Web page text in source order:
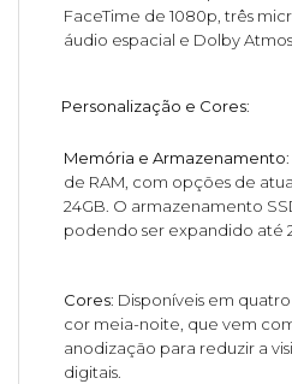
FaceTime de 1080p, três
áudio espacial e Dolby
Personalização e Cores:
Memória e Armazenamento
de RAM, com opções de
24GB. O armazenamento
podendo ser expandido até
Cores: Disponíveis em
cor meia-noite, que vem
anodização para reduzir a
digitais.